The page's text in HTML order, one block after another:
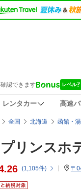
レンタカー 高速
全国 北海道 函館・
リンスホ
(1,105件) 〒